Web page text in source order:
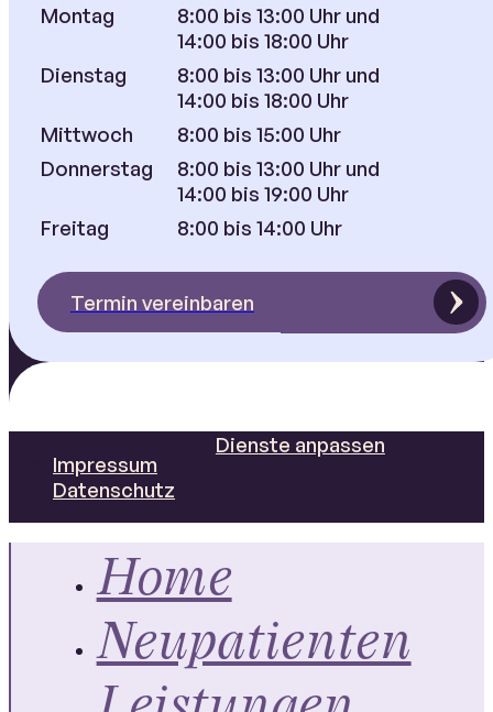
Montag
8:00 bis 13:00 Uhr und
14:00 bis 18:00 Uhr
Dienstag
8:00 bis 13:00 Uhr und
14:00 bis 18:00 Uhr
Mittwoch
8:00 bis 15:00 Uhr
Donnerstag
8:00 bis 13:00 Uhr und
14:00 bis 19:00 Uhr
Freitag
8:00 bis 14:00 Uhr
Termin vereinbaren
Impressum
Datenschutz
Dienste anpassen
Home
Neupatienten